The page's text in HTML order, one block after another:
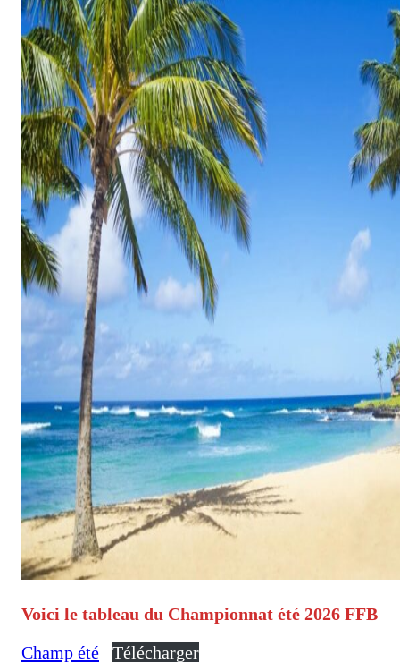
Voici le tableau du Championnat été 2026 FFB
Champ été
Télécharger